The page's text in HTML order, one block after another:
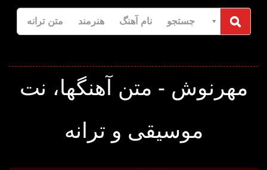
جستجو نام آهنگ هنرمند متن ترانه
مهرنوش - متن آهنگها، نت
موسیقی و ترانه